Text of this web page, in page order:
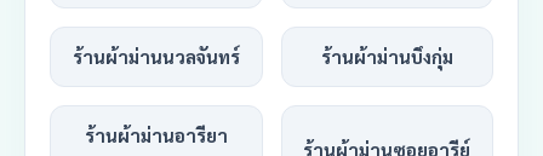
ร้านผ้าม่านนวลจันทร์ ร้านผ้าม่านบึงกุ่ม
ร้านผ้าม่านอารียา
ร้านผ้าม่านซอยอารีย์